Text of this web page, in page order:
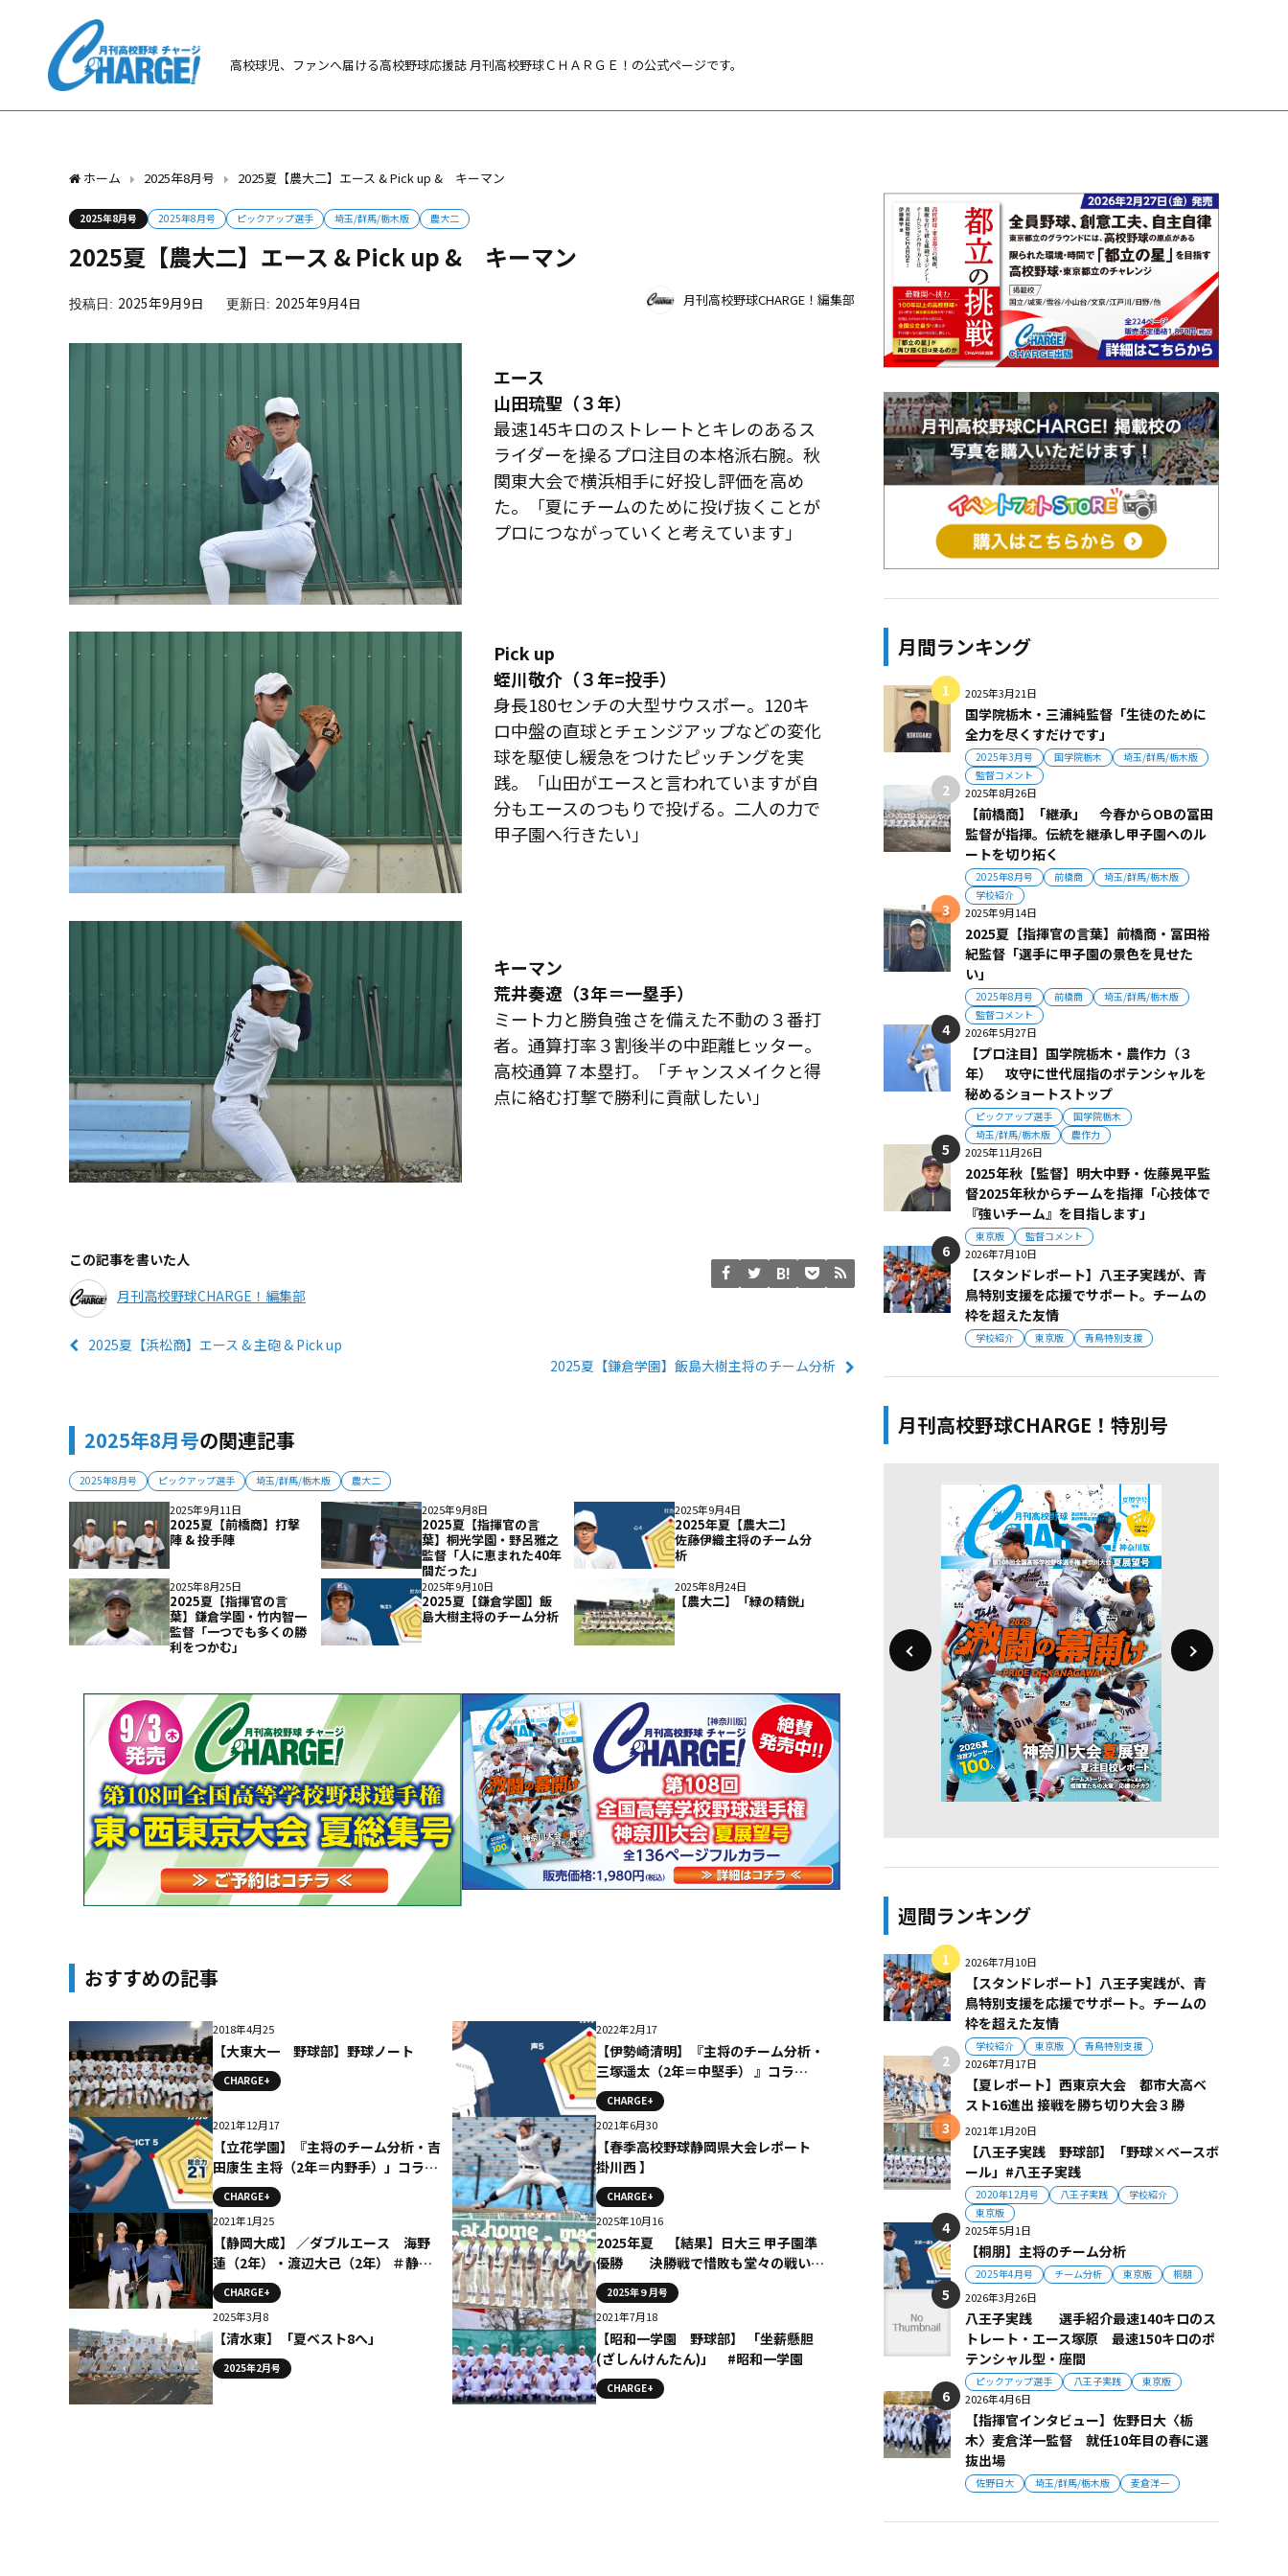
高校球児、ファンへ届ける高校野球応援誌 月刊高校野球ＣＨＡＲＧＥ！の公式ページです。
ホーム 2025年8月号 2025夏【農大二】エース & Pick up & キーマン
2025年8月号 2025年8月号 ピックアップ選手 埼玉/群馬/栃木版 農大二
2025夏【農大二】エース & Pick up & キーマン
2025年9月9日 2025年9月4日 月刊高校野球CHARGE！編集部
エース
山田琉聖（３年）
最速145キロのストレートとキレのあるス
ライダーを操るプロ注目の本格派右腕。秋
関東大会で横浜相手に好投し評価を高め
た。「夏にチームのために投げ抜くことが
プロにつながっていくと考えています」
Pick up
蛭川敬介（３年=投手）
身長180センチの大型サウスポー。120キ
ロ中盤の直球とチェンジアップなどの変化
球を駆使し緩急をつけたピッチングを実
践。「山田がエースと言われていますが自
分もエースのつもりで投げる。二人の力で
甲子園へ行きたい」
キーマン
荒井奏遼（3年＝一塁手）
ミート力と勝負強さを備えた不動の３番打
者。通算打率３割後半の中距離ヒッター。
高校通算７本塁打。「チャンスメイクと得
点に絡む打撃で勝利に貢献したい」
この記事を書いた人
月刊高校野球CHARGE！編集部
2025夏【浜松商】エース & 主砲 & Pick up
2025夏【鎌倉学園】飯島大樹主将のチーム分析
2025年8月号の関連記事
2025年8月号 ピックアップ選手 埼玉/群馬/栃木版 農大二
2025年9月11日
2025夏【前橋商】打撃
陣 & 投手陣
2025年9月8日
2025夏【指揮官の言
葉】桐光学園・野呂雅之
監督「人に恵まれた40年
間だった」
2025年9月4日
2025年夏【農大二】
佐藤伊織主将のチーム分
析
2025年8月25日
2025夏【指揮官の言
葉】鎌倉学園・竹内智一
監督「一つでも多くの勝
利をつかむ」
2025年9月10日
2025夏【鎌倉学園】飯
島大樹主将のチーム分析
2025年8月24日
【農大二】「緑の精鋭」
おすすめの記事
2018年4月25
【大東大一 野球部】野球ノート
CHARGE+
2022年2月17
【伊勢崎清明】『主将のチーム分析・
三塚遥太（2年＝中堅手） 』コラ
ム #伊勢崎清明
CHARGE+
2021年12月17
【立花学園】『主将のチーム分析・吉
田康生 主将（2年＝内野手）」コラ
ム # 立花学園
CHARGE+
2021年6月30
【春季高校野球静岡県大会レポート
掛川西 】
CHARGE+
2021年1月25
【静岡大成】 ／ダブルエース 海野
蓮（2年）・渡辺大己（2年） ＃静岡
大成
CHARGE+
2025年10月16
2025年夏 【結果】日大三 甲子園準
優勝 決勝戦で惜敗も堂々の戦いを
みせる
2025年９月号
2025年3月8
【清水東】「夏ベスト8へ」
2025年2月号
2021年7月18
【昭和一学園 野球部】 「坐薪懸胆
(ざしんけんたん)」 #昭和一学園
CHARGE+
月間ランキング
2025年3月21日
国学院栃木・三浦純監督「生徒のために
全力を尽くすだけです」
2025年3月号 国学院栃木
埼玉/群馬/栃木版
監督コメント
2025年8月26日
【前橋商】「継承」 今春からOBの冨田
監督が指揮。伝統を継承し甲子園へのル
ートを切り拓く
2025年8月号 前橋商
埼玉/群馬/栃木版
学校紹介
2025年9月14日
2025夏【指揮官の言葉】前橋商・冨田裕
紀監督「選手に甲子園の景色を見せた
い」
2025年8月号 前橋商
埼玉/群馬/栃木版
監督コメント
2026年5月27日
【プロ注目】国学院栃木・農作力（３
年） 攻守に世代屈指のポテンシャルを
秘めるショートストップ
ピックアップ選手
国学院栃木
埼玉/群馬/栃木版
農作力
2025年11月26日
2025年秋【監督】明大中野・佐藤晃平監
督2025年秋からチームを指揮「心技体で
『強いチーム』を目指します」
東京版 監督コメント
2026年7月10日
【スタンドレポート】八王子実践が、青
鳥特別支援を応援でサポート。チームの
枠を超えた友情
学校紹介 東京版 青鳥特別支援
月刊高校野球CHARGE！特別号
週間ランキング
2026年7月10日
【スタンドレポート】八王子実践が、青
鳥特別支援を応援でサポート。チームの
枠を超えた友情
学校紹介 東京版 青鳥特別支援
2026年7月17日
【夏レポート】西東京大会 都市大高ベ
スト16進出 接戦を勝ち切り大会３勝
2021年1月20日
【八王子実践 野球部】「野球×ベースボ
ール」#八王子実践
2020年12月号 八王子実践
学校紹介
東京版
2025年5月1日
【桐朋】主将のチーム分析
2025年4月号 チーム分析 東京版 桐朋
2026年3月26日
八王子実践 選手紹介最速140キロのス
トレート・エース塚原 最速150キロのポ
テンシャル型・座間
ピックアップ選手 八王子実践 東京版
2026年4月6日
【指揮官インタビュー】佐野日大〈栃
木〉麦倉洋一監督 就任10年目の春に選
抜出場
佐野日大 埼玉/群馬/栃木版 麦倉洋一